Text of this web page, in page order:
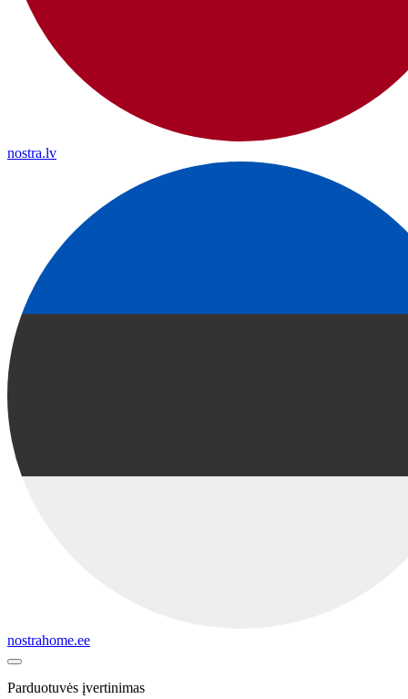
nostra.lv
nostrahome.ee
Parduotuvės įvertinimas